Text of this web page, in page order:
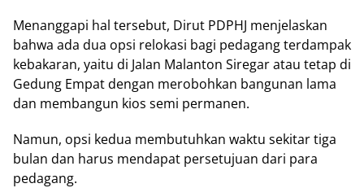
Menanggapi hal tersebut, Dirut PDPHJ menjelaskan
bahwa ada dua opsi relokasi bagi pedagang terdampak
kebakaran, yaitu di Jalan Malanton Siregar atau tetap di
Gedung Empat dengan merobohkan bangunan lama
dan membangun kios semi permanen.
Namun, opsi kedua membutuhkan waktu sekitar tiga
bulan dan harus mendapat persetujuan dari para
pedagang.